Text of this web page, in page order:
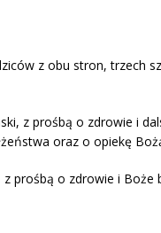
z obu stron, trzech
z prośbą o zdrowie i
oraz o opiekę
prośbą o zdrowie i Boże